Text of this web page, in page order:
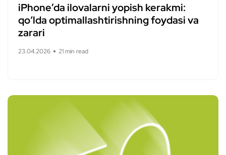
iPhone’da ilovalarni yopish kerakmi:
qo‘lda optimallashtirishning foydasi va
zarari
23.04.2026 21 min read